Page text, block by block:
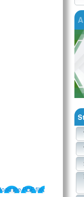
the PDF file.